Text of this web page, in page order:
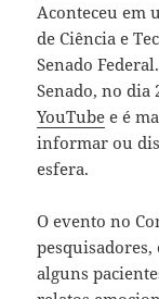
Aconteceu em
de Ciência e
Senado
Senado, no dia
YouTube e é
informar ou
esfera.
O evento no
pesquisadores,
alguns